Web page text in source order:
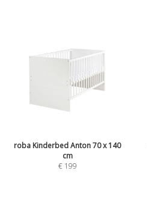
roba Kinderbed Anton 70 x 140
cm
€ 199